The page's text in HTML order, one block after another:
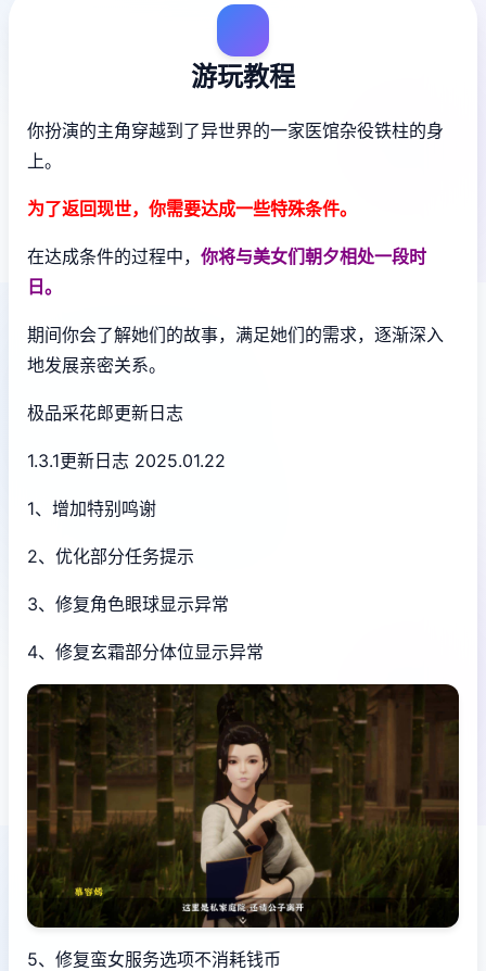
游玩教程
你扮演的主角穿越到了异世界的一家医馆杂役铁柱的身
上。
为了返回现世，你需要达成一些特殊条件。
在达成条件的过程中， 你将与美女们朝夕相处一段时
日。
期间你会了解她们的故事，满足她们的需求，逐渐深入
地发展亲密关系。
极品采花郎更新日志
1.3.1更新日志 2025.01.22
1、增加特别鸣谢
2、优化部分任务提示
3、修复角色眼球显示异常
4、修复玄霜部分体位显示异常
5、修复蛮女服务选项不消耗钱币